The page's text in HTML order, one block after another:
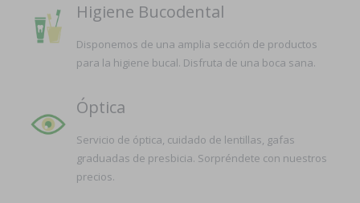
Higiene Bucodental
Disponemos de una amplia sección de productos
para la higiene bucal. Disfruta de una boca sana.
Óptica
Servicio de óptica, cuidado de lentillas, gafas
graduadas de presbicia. Sorpréndete con nuestros
precios.